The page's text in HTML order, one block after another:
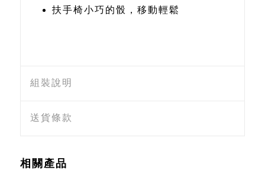
扶手椅小巧的骰，移動輕鬆
組裝說明
送貨條款
相關產品